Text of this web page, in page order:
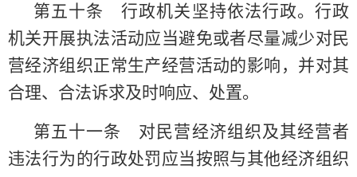
第五十条 行政机关坚持依法行政。行政
机关开展执法活动应当避免或者尽量减少对民
营经济组织正常生产经营活动的影响，并对其
合理、合法诉求及时响应、处置。
第五十一条 对民营经济组织及其经营者
违法行为的行政处罚应当按照与其他经济组织